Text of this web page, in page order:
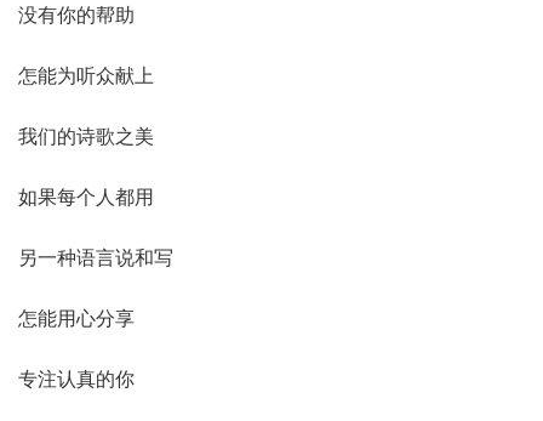
没有你的帮助
怎能为听众献上
我们的诗歌之美
如果每个人都用
另一种语言说和写
怎能用心分享
专注认真的你